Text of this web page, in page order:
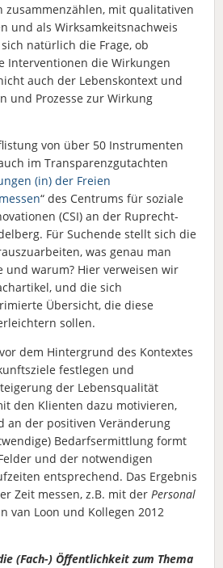
zusammenzählen, mit qualitativen
und als Wirksamkeitsnachweis
natürlich die Frage, ob
Interventionen die Wirkungen
auch der Lebenskontext und
und Prozesse zur Wirkung
von über 50 Instrumenten
im Transparenzgutachten
(in) der Freien
“ des Centrums für soziale
(CSI) an der Ruprecht-
Für Suchende stellt sich die
was genau man
und warum? Hier verweisen wir
und die sich
Übersicht, die diese
sollen.
dem Hintergrund des Kontextes
festlegen und
der Lebensqualität
den Klienten dazu motivieren,
an der positiven Veränderung
Bedarfsermittlung formt
und der notwendigen
entsprechend. Das Ergebnis
Zeit messen, z.B. mit der Personal
van Loon und Kollegen 2012
(Fach-) Öffentlichkeit zum Thema